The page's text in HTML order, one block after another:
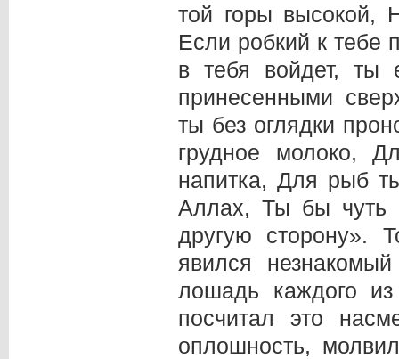
той горы высокой,
Если робкий к тебе
в тебя войдет, ты
принесенными
ты без оглядки
грудное молоко,
напитка, Для рыб
Аллах, Ты бы чуть
другую сторону».
явился
лошадь каждого
посчитал это
оплошность,